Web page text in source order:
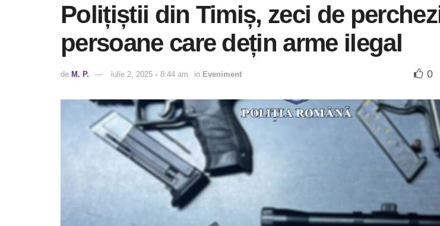
Polițiștii din Timiș, zeci de
persoane care dețin arme ilegal
de M. P. iulie 2, 2025 ◦ 8:44 am in Eveniment 0